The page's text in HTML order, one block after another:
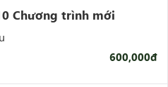
Chương trình mới
600,000đ